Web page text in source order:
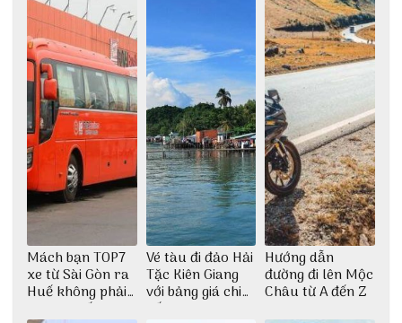
Mách bạn TOP7
xe từ Sài Gòn ra
Huế không phải
ai cũng biết
Vé tàu đi đảo Hải
Tặc Kiên Giang
với bảng giá chi
tiết
Hướng dẫn
đường đi lên Mộc
Châu từ A đến Z